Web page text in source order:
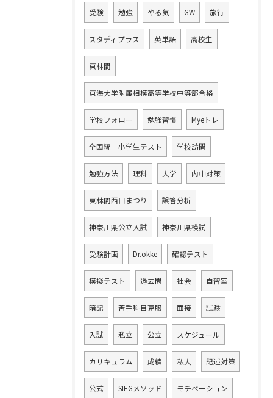
受験 勉強 やる気 GW 旅行
スタディプラス 英単語 高校生
東林間
東海大学附属相模高等学校中等部合格
学校フォロー 勉強習慣 Myeトレ
全国統一小学生テスト 学校訪問
勉強方法 理科 大学 内申対策
東林間西口まつり 誤答分析
神奈川県公立入試 神奈川県模試
受験計画 Dr.okke 確認テスト
模擬テスト 過去問 社会 自習室
暗記 苦手科目克服 面接 試験
入試 私立 公立 スケジュール
カリキュラム 成績 私大 記述対策
公式 SIEGメソッド モチベーション